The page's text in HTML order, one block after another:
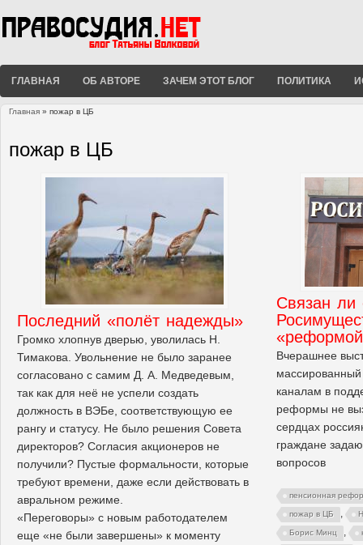
ГЛАВНАЯ ОБ АВТОРЕ ЗАЧЕМ ЭТОТ БЛОГ ПОЛИТИКА
Главная » пожар в ЦБ
пожар в ЦБ
Последний «полёт надежды»
Громко хлопнув дверью, уволилась Н.
Тимакова. Увольнение не было заранее
согласовано с самим Д. А. Медведевым,
так как для неё не успели создать
должность в ВЭБе, соответствующую ее
рангу и статусу. Не было решения Совета
директоров? Согласия акционеров не
получили? Пустые формальности, которые
требуют времени, даже если действовать в
авральном режиме.
«Переговоры» с новым работодателем
еще «не были завершены» к моменту
Связан ли
Вчерашнее
каналам в
реформы не
сердцах
граждане
вопросов
пенсионная
пожар в ЦБ ,
Борис Минц ,